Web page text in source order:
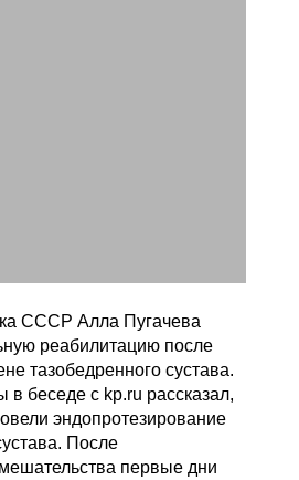
СССР Алла Пугачева
реабилитацию после
тазобедренного сустава.
беседе с kp.ru рассказал,
эндопротезирование
После
первые дни